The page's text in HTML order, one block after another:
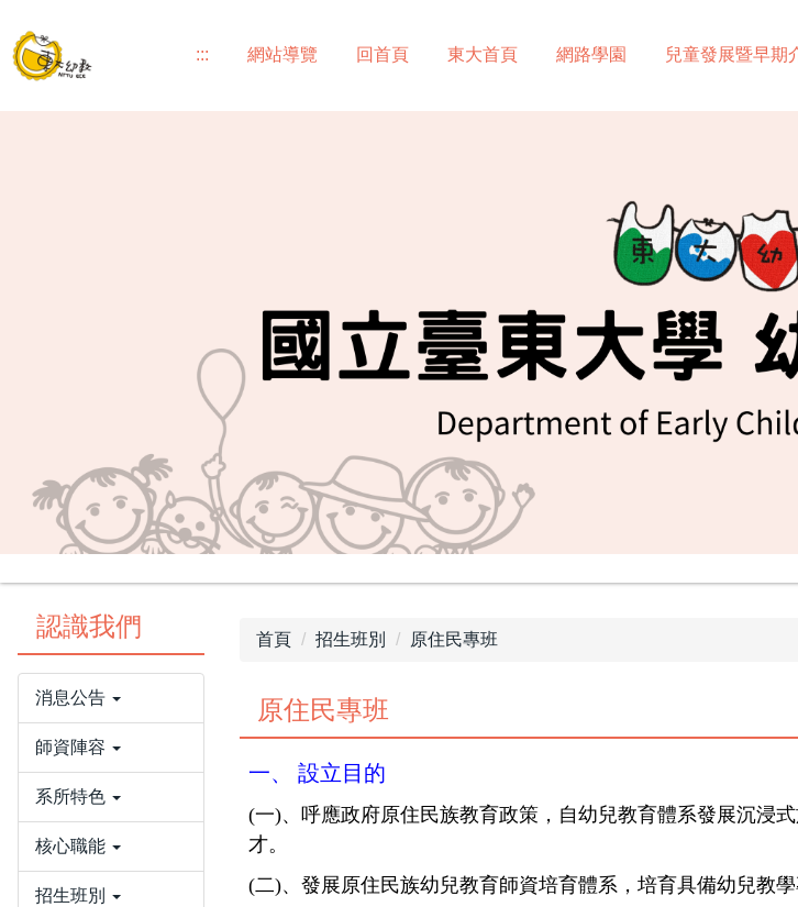
到
主
::: 網站導覽 回首頁 東大首頁 網路學園 兒童發展暨早期
認識我們
消息公告
師資陣容
系所特色
核心職能
招生班別
首頁 招生班別 原住民專班
原住民專班
一、 設立目的
(一)、呼應政府原住民族教育政策，自幼兒教育體系發展沉浸
才。
(二)、發展原住民族幼兒教育師資培育體系，培育具備幼兒教